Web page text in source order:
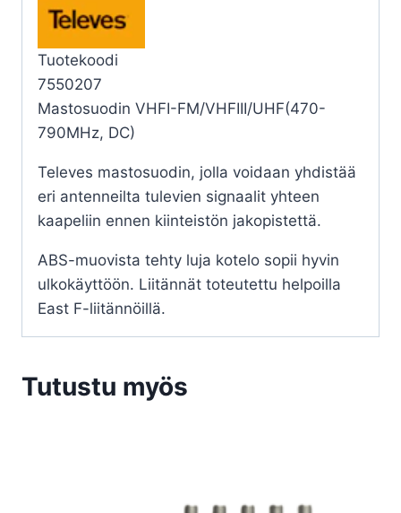
Tuotekoodi
7550207
Mastosuodin VHFI-FM/VHFIII/UHF(470-
790MHz, DC)
Televes mastosuodin, jolla voidaan yhdistää
eri antenneilta tulevien signaalit yhteen
kaapeliin ennen kiinteistön jakopistettä.
ABS-muovista tehty luja kotelo sopii hyvin
ulkokäyttöön. Liitännät toteutettu helpoilla
East F-liitännöillä.
Tutustu myös